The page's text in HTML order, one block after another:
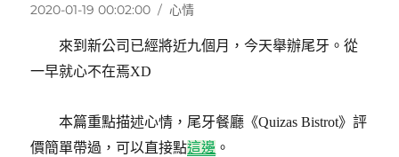
來到新公司已經將近九個月，今天舉辦尾牙。從
一早就心不在焉XD
本篇重點描述心情，尾牙餐廳《Quizas Bistrot》評
價簡單帶過，可以直接點這邊 。
發
期:
2020-01-19 00:02:00
分
心情